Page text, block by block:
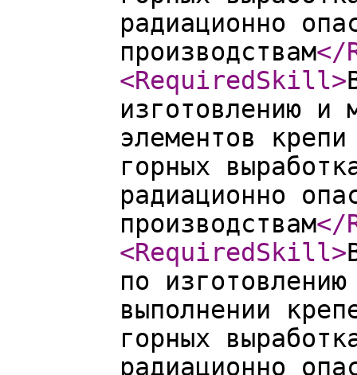
радиационно
производствам</
<RequiredSkill>
изготовлению и
элементов
горных
радиационно
производствам</
<RequiredSkill>
по
выполнении
горных
радиационно